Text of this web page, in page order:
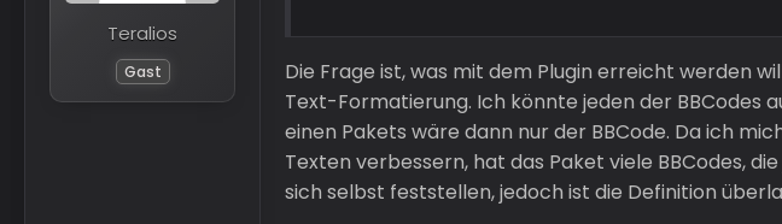
Teralios
Gast
Die Frage ist, was mit dem Plugin erreicht werden
Text-Formatierung. Ich könnte jeden der BBCodes
einen Pakets wäre dann nur der BBCode. Da ich
Texten verbessern, hat das Paket viele BBCodes,
sich selbst feststellen, jedoch ist die Definition